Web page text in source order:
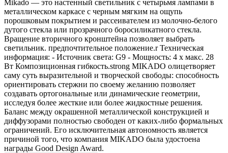
Mikado — это настенный светильник с четырьмя лампами в
металлическом каркасе с черным мягким на ощупь
порошковым покрытием и рассеивателем из молочно-белого
дутого стекла или прозрачного боросиликатного стекла.
Вращение вторичного кронштейна позволяет выбрать
светильник. предпочтительное положение.r Техническая
информация: - Источник света: G9 - Мощность: 4 x макс. 28
Вт Композиционная гибкость.strong MIKADO олицетворяет
саму суть выразительной и творческой свободы: способность
ориентировать стержни по своему желанию позволяет
создавать ортогональные или динамические геометрии,
исследуя более жесткие или более жидкостные решения.
Баланс между окрашенной металлической конструкцией и
диффузорами полностью свободен от каких-либо формальных
ограничений. Его исключительная автономность является
причиной того, что компания MIKADO была удостоена
награды Good Design Award.